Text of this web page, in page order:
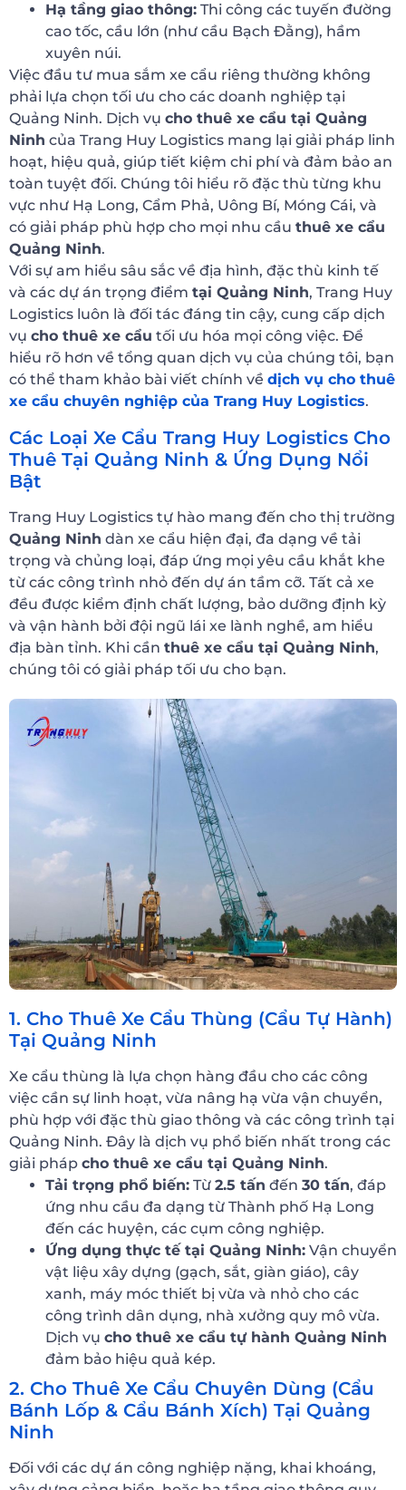
Hạ tầng giao thông: Thi công các tuyến đường
cao tốc, cầu lớn (như cầu Bạch Đằng), hầm
xuyên núi.
Việc đầu tư mua sắm xe cẩu riêng thường không
phải lựa chọn tối ưu cho các doanh nghiệp tại
Quảng Ninh. Dịch vụ cho thuê xe cẩu tại Quảng
Ninh của Trang Huy Logistics mang lại giải pháp linh
hoạt, hiệu quả, giúp tiết kiệm chi phí và đảm bảo an
toàn tuyệt đối. Chúng tôi hiểu rõ đặc thù từng khu
vực như Hạ Long, Cẩm Phả, Uông Bí, Móng Cái, và
có giải pháp phù hợp cho mọi nhu cầu thuê xe cẩu
Quảng Ninh.
Với sự am hiểu sâu sắc về địa hình, đặc thù kinh tế
và các dự án trọng điểm tại Quảng Ninh, Trang Huy
Logistics luôn là đối tác đáng tin cậy, cung cấp dịch
vụ cho thuê xe cẩu tối ưu hóa mọi công việc. Để
hiểu rõ hơn về tổng quan dịch vụ của chúng tôi, bạn
có thể tham khảo bài viết chính về dịch vụ cho thuê
xe cẩu chuyên nghiệp của Trang Huy Logistics.
Các Loại Xe Cẩu Trang Huy Logistics Cho
Thuê Tại Quảng Ninh & Ứng Dụng Nổi
Bật
Trang Huy Logistics tự hào mang đến cho thị trường
Quảng Ninh dàn xe cẩu hiện đại, đa dạng về tải
trọng và chủng loại, đáp ứng mọi yêu cầu khắt khe
từ các công trình nhỏ đến dự án tầm cỡ. Tất cả xe
đều được kiểm định chất lượng, bảo dưỡng định kỳ
và vận hành bởi đội ngũ lái xe lành nghề, am hiểu
địa bàn tỉnh. Khi cần thuê xe cẩu tại Quảng Ninh,
chúng tôi có giải pháp tối ưu cho bạn.
1. Cho Thuê Xe Cẩu Thùng (Cẩu Tự Hành)
Tại Quảng Ninh
Xe cẩu thùng là lựa chọn hàng đầu cho các công
việc cần sự linh hoạt, vừa nâng hạ vừa vận chuyển,
phù hợp với đặc thù giao thông và các công trình tại
Quảng Ninh. Đây là dịch vụ phổ biến nhất trong các
giải pháp cho thuê xe cẩu tại Quảng Ninh.
Tải trọng phổ biến: Từ 2.5 tấn đến 30 tấn, đáp
ứng nhu cầu đa dạng từ Thành phố Hạ Long
đến các huyện, các cụm công nghiệp.
Ứng dụng thực tế tại Quảng Ninh: Vận chuyển
vật liệu xây dựng (gạch, sắt, giàn giáo), cây
xanh, máy móc thiết bị vừa và nhỏ cho các
công trình dân dụng, nhà xưởng quy mô vừa.
Dịch vụ cho thuê xe cẩu tự hành Quảng Ninh
đảm bảo hiệu quả kép.
2. Cho Thuê Xe Cẩu Chuyên Dùng (Cẩu
Bánh Lốp & Cẩu Bánh Xích) Tại Quảng
Ninh
Đối với các dự án công nghiệp nặng, khai khoáng,